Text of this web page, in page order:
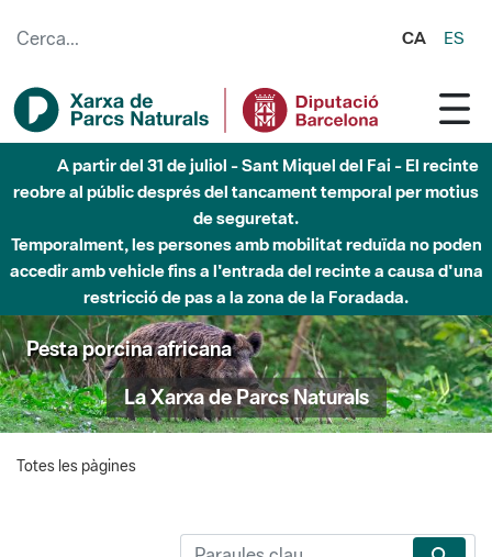
CA ES
A partir del 31 de juliol - Sant Miquel del Fai - El recinte
reobre al públic després del tancament temporal per motius
de seguretat.
Temporalment, les persones amb mobilitat reduïda no poden
accedir amb vehicle fins a l'entrada del recinte a causa d'una
restricció de pas a la zona de la Foradada.
Pesta porcina africana
La Xarxa de Parcs Naturals
Totes les pàgines